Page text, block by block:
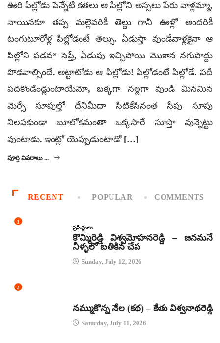
ఊరి పిల్లోడు పెన్నేటి కతలు ఆ పిల్లోని అస్సలు పేరు వాళ్లమ్మా,
నాయినకూ తప్ప మల్లెవరికీ తెల్దు గానీ ఊళ్లో అందరికీ
టంగుటూరోళ్ల పిల్లోడంటే తెల్సు. ఏడుస్తా వుండేవాళ్లకైనా ఆ
పిల్లోని పడవ* సెప్తే, ఏడుపు ఇచ్చిపోయి మొకాన నగుపొద్దు
పొడవాల్సిందే. అట్టాటోడు ఆ పిల్లోడు! పిల్లోడంటే పిల్లోడే. పదీ
పదకొండేండ్లుంటాయేమో, బక్కగా నల్లగా వుండి మినమిన
మెర్సే సూపుల్తో దేనిమీదా సిటికేసినంత సేపు సూపు
నిలపకుండా బూలోకమంతా ఒక్కసారే సూస్తా వున్నెట్టు
వుంటాడు. ఇంట్లో యెప్పుడుంటాడో […]
పూర్తి వివరాలు ...
RECENT POPULAR COMMENTS
1
ప్రసిద్ధులు
కొమ్మిరెడ్డి విశ్వమోహనరెడ్డి – జనమనే
నీళ్ళలో బతికిన చేప
Sunday, July 12, 2026
2
నమ్ముకొన్న నేల (కథ) – కేతు విశ్వనాథరెడ్డి
Saturday, July 11, 2026